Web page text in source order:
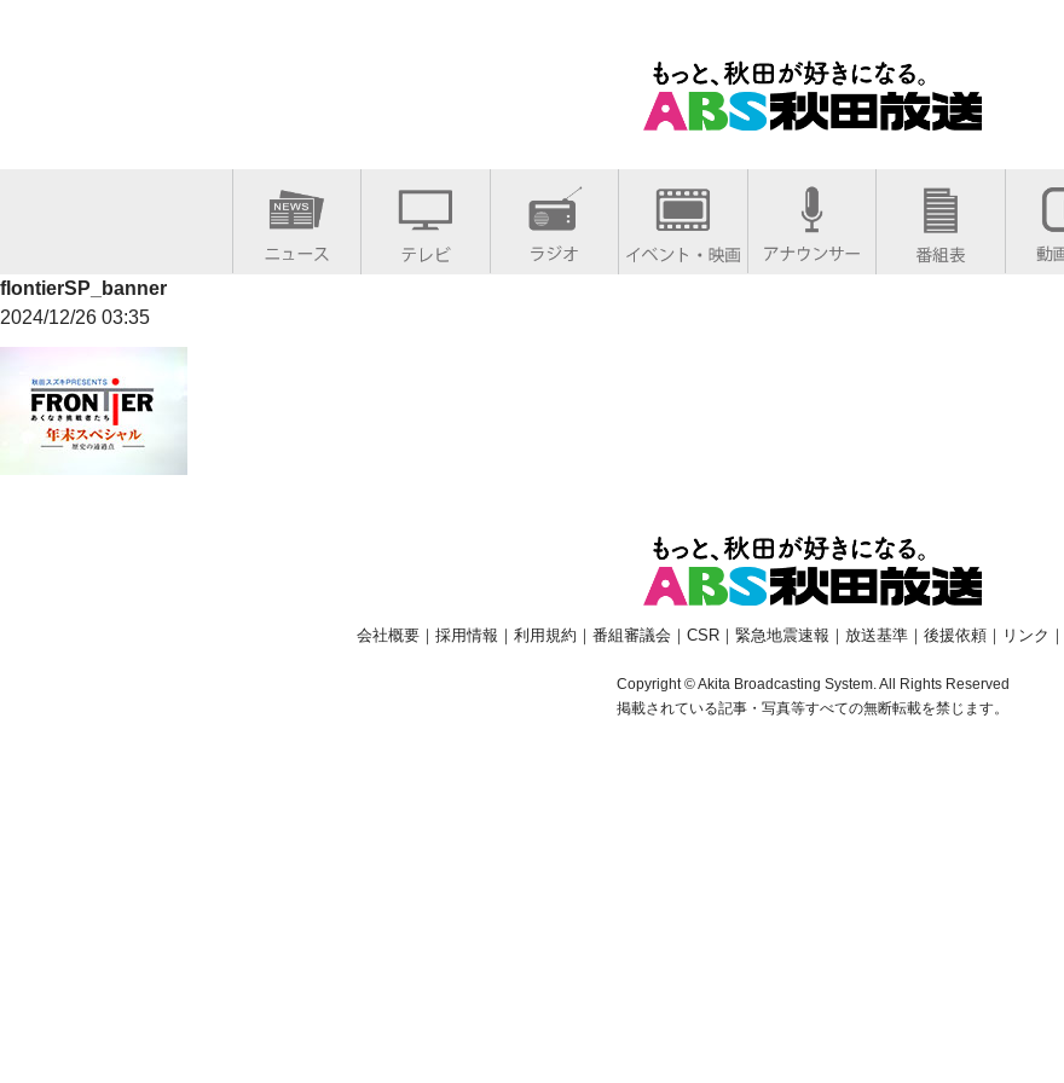
flontierSP_banner
2024/12/26 03:35
会社概要｜ 採用情報 ｜ 利用規約 ｜ 番組審議会 ｜ CSR｜ 緊急地震速報 ｜ 放送基準｜ 後援依頼｜ リンク ｜
Copyright © Akita Broadcasting System. All Rights Reserved
掲載されている記事・写真等すべての無断転載を禁じます。